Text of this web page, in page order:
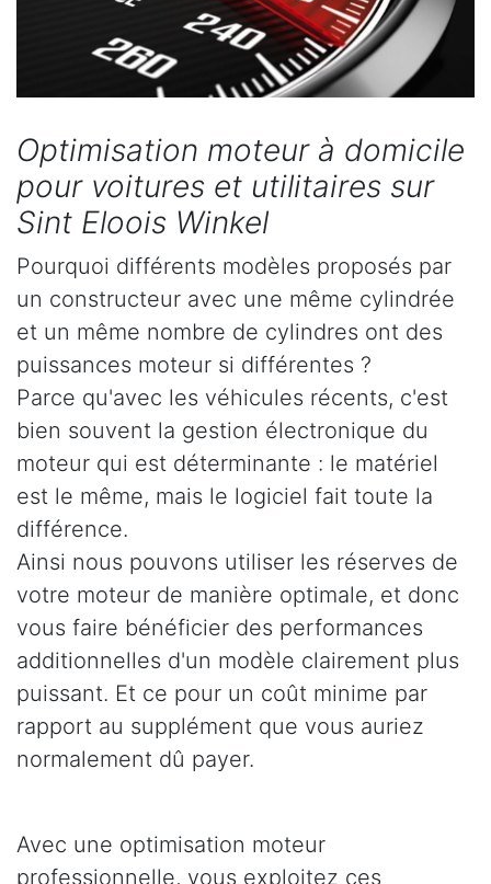
Optimisation moteur à domicile
pour voitures et utilitaires sur
Sint Eloois Winkel
Pourquoi différents modèles proposés par
un constructeur avec une même cylindrée
et un même nombre de cylindres ont des
puissances moteur si différentes ?
Parce qu'avec les véhicules récents, c'est
bien souvent la gestion électronique du
moteur qui est déterminante : le matériel
est le même, mais le logiciel fait toute la
différence.
Ainsi nous pouvons utiliser les réserves de
votre moteur de manière optimale, et donc
vous faire bénéficier des performances
additionnelles d'un modèle clairement plus
puissant. Et ce pour un coût minime par
rapport au supplément que vous auriez
normalement dû payer.
Avec une optimisation moteur
professionnelle, vous exploitez ces